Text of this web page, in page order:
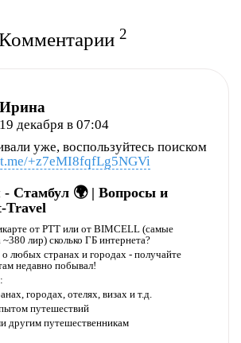
Не полезно
2
Ирина
19 декабря в 07:04
уже, воспользуйтесь поиском
+z7eMI8fqfLg5NGVi
- Стамбул 🌍 | Вопросы и
Travel
от PTT или от BIMCELL (самые
лир) сколько ГБ интернета?
любых странах и городах - получайте
недавно побывал!
городах, отелях, визах и т.д.
путешествий
другим путешественникам